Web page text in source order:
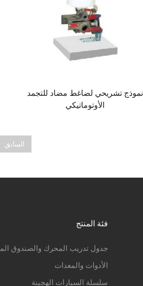
نموذج تشريحي لضاغط مضاد للتجمد
الأوتوماتيكي
السابق
فئة المنتج
جدول تدريب المحرك والصندوق
الأدوات والمعدات
سلسلة السيارات الهجينة